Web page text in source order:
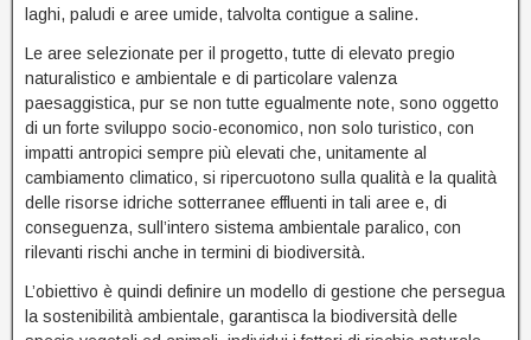
laghi, paludi e aree umide, talvolta contigue a saline.
Le aree selezionate per il progetto, tutte di elevato pregio
naturalistico e ambientale e di particolare valenza
paesaggistica, pur se non tutte egualmente note, sono oggetto
di un forte sviluppo socio-economico, non solo turistico, con
impatti antropici sempre più elevati che, unitamente al
cambiamento climatico, si ripercuotono sulla qualità e la qualità
delle risorse idriche sotterranee effluenti in tali aree e, di
conseguenza, sull’intero sistema ambientale paralico, con
rilevanti rischi anche in termini di biodiversità.
L’obiettivo è quindi definire un modello di gestione che persegua
la sostenibilità ambientale, garantisca la biodiversità delle